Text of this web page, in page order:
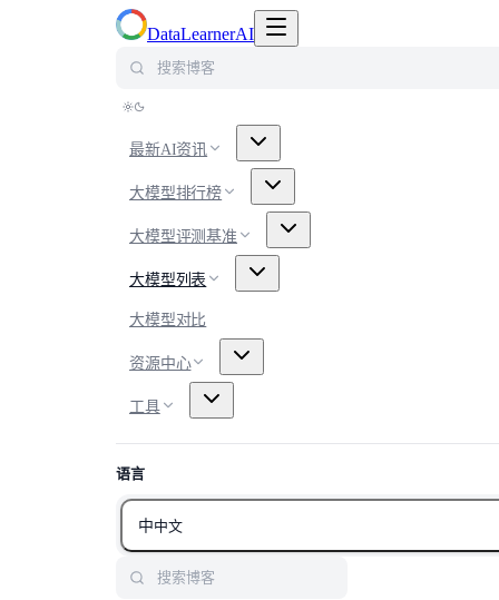
DataLearnerAI
最新AI资讯
大模型排行榜
大模型评测基准
大模型列表
大模型对比
资源中心
工具
语言
中中文